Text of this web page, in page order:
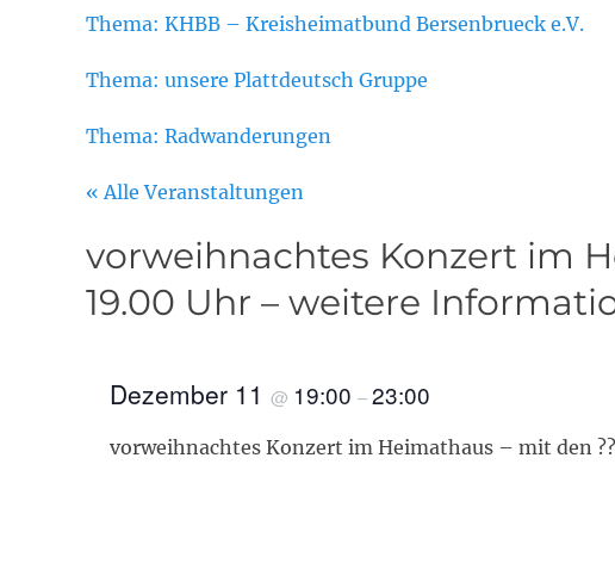
Thema: KHBB – Kreisheimatbund Bersenbrueck e.V.
Thema: unsere Plattdeutsch Gruppe
Thema: Radwanderungen
« Alle Veranstaltungen
vorweihnachtes Konzert im
19.00 Uhr – weitere
Dezember 11 @ 19:00 –23:00
vorweihnachtes Konzert im Heimathaus – mit den